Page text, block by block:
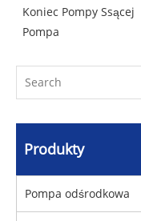
Koniec Pompy Ssącej
Pompa
Produkty
Pompa odśrodkowa